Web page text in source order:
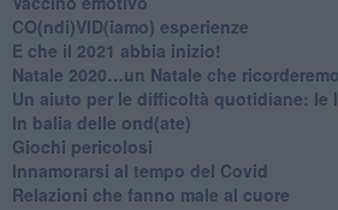
CO(ndi)VID(iamo) esperienze
​E che il 2021 abbia inizio!
​Natale 2020…un Natale che ricorderemo
Un aiuto per le difficoltà quotidiane: le
​In balia delle ond(ate)
Giochi pericolosi
Innamorarsi al tempo del Covid
​Relazioni che fanno male al cuore